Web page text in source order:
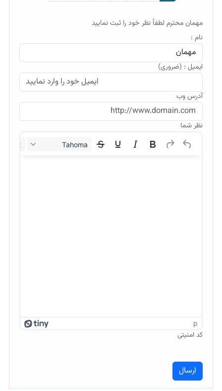
مهمان محترم لطفاً نظر خود را ثبت نمایید
نام :
ایمیل : (ضروری)
آدرس وب
نظر شما
Tahoma
12px
p
کد امنیتی